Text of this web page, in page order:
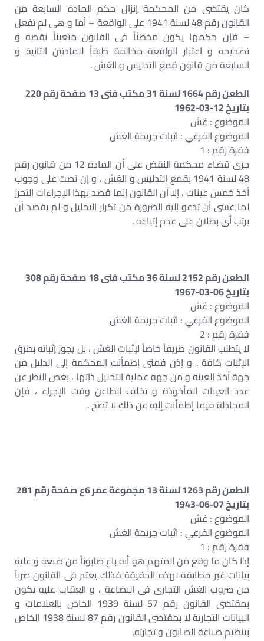
كان يقتضى من المحكمة إنزال حكم المادة السابعة من
القانون رقم 48 لسنة 1941 على الواقعة – أما و هى لم تفعل
– فإن حكمها يكون مخطئاً فى القانون متعيناً نقضه و
تصحيحه و اعتبار الواقعة مخالفة طبقاً للمادتين الثانية و
السابعة من قانون قمع التدليس و الغش .
الطعن رقم 1664 لسنة 31 مكتب فنى 13 صفحة رقم 220
بتاريخ 12-03-1962
الموضوع : غش
الموضوع الفرعي : اثبات جريمة الغش
فقرة رقم : 1
جرى قضاء محكمة النقض على أن المادة 12 من قانون رقم
48 لسنة 1941 بقمع التدليس و الغش ، و إن نصت على وجوب
أخذ خمس عينات ، إلا أن القانون إنما قصد بهذا الإجراءات التحرز
لما عسى أن تدعو إليه الضرورة من تكرار التحليل و لم يقصد أن
يرتب أى بطلان على عدم إتباعه .
الطعن رقم 2152 لسنة 36 مكتب فنى 18 صفحة رقم 308
بتاريخ 06-03-1967
الموضوع : غش
الموضوع الفرعي : اثبات جريمة الغش
فقرة رقم : 2
لا يتطلب القانون طريقاً خاصاً لإثبات الغش ، بل يجوز إثباته بطرق
الإثبات كافة . و إذن فمتى إطمأنت المحكمة إلى الدليل من
جهة أخذ العينة و من جهة عملية التحليل ذاتها ، بغض النظر عن
عدد العينات المأخوذة و تخلف الطاعن وقت الإجراء ، فإن
المجادلة فيما إطمأنت إليه عن ذلك لا تصح .
الطعن رقم 1263 لسنة 13 مجموعة عمر 6ع صفحة رقم 281
بتاريخ 07-06-1943
الموضوع : غش
الموضوع الفرعي : اثبات جريمة الغش
فقرة رقم : 1
إذا كان ما وقع من المتهم هو أنه باع صابوناً من صنعه و عليه
بيانات غير مطابقة لهذه الحقيقة فذلك يعتبر فى القانون ضرباً
من ضروب الغش التجارى فى البضاعة ، و العقاب عليه يكون
بمقتضى القانون رقم 57 لسنة 1939 الخاص بالعلامات و
البيانات التجارية لا بمقتضى القانون رقم 87 لسنة 1938 الخاص
بتنظيم صناعة الصابون و تجارته.